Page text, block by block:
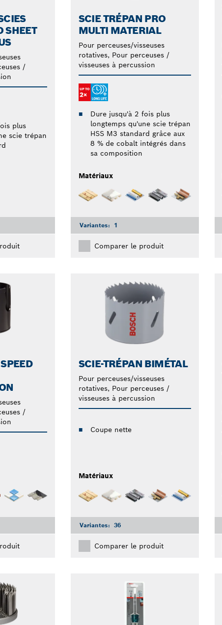
SHEET
/
plus
scie trépan
SCIE TRÉPAN PRO
MULTI MATERIAL
Pour perceuses/visseuses
rotatives, Pour perceuses /
visseuses à percussion
Dure jusqu'à 2 fois plus
longtemps qu'une scie trépan
HSS M3 standard grâce aux
8 % de cobalt intégrés dans
sa composition
Matériaux
Variantes: 1
Comparer le produit
/
SCIE-TRÉPAN BIMÉTAL
Pour perceuses/visseuses
rotatives, Pour perceuses /
visseuses à percussion
Coupe nette
Matériaux
Variantes: 36
Comparer le produit